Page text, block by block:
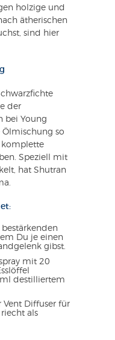
holzige und
ätherischen
sind hier
der
bei Young
Ölmischung so
komplette
Speziell mit
hat Shutran
Du je einen
gibst.
mit 20
destilliertem
Vent Diffuser für
als